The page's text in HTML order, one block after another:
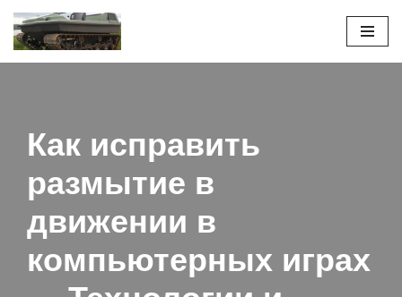
Перейти
Как исправить
размытие в
движении в
компьютерных играх